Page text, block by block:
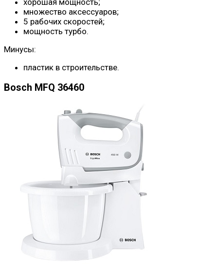
хорошая мощность;
множество аксессуаров;
5 рабочих скоростей;
мощность турбо.
Минусы:
пластик в строительстве.
Bosch MFQ 36460